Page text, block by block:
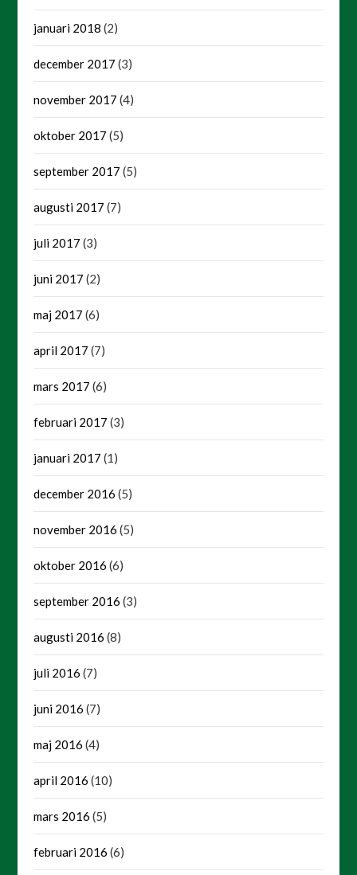
januari 2018 (2)
december 2017 (3)
november 2017 (4)
oktober 2017 (5)
september 2017 (5)
augusti 2017 (7)
juli 2017 (3)
juni 2017 (2)
maj 2017 (6)
april 2017 (7)
mars 2017 (6)
februari 2017 (3)
januari 2017 (1)
december 2016 (5)
november 2016 (5)
oktober 2016 (6)
september 2016 (3)
augusti 2016 (8)
juli 2016 (7)
juni 2016 (7)
maj 2016 (4)
april 2016 (10)
mars 2016 (5)
februari 2016 (6)